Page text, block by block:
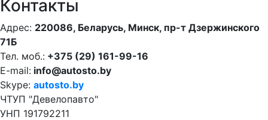
Контакты
Адрес: 220086, Беларусь, Минск, пр-т Дзержинского
71Б
Тел. моб.: +375 (29) 161-99-16
E-mail: info@autosto.by
Skype: autosto.by
ЧТУП "Девелопавто"
УНП 191792211